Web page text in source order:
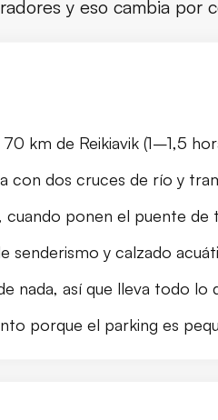
y eso cambia por
km de Reikiavik (1–1,5
con dos cruces de río y
ponen el puente de
senderismo y calzado
nada, así que lleva todo lo
porque el parking es